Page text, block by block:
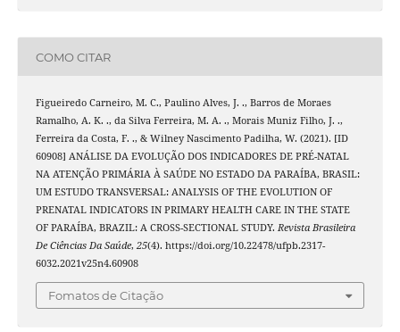
COMO CITAR
Figueiredo Carneiro, M. C., Paulino Alves, J. ., Barros de Moraes
Ramalho, A. K. ., da Silva Ferreira, M. A. ., Morais Muniz Filho, J. .,
Ferreira da Costa, F. ., & Wilney Nascimento Padilha, W. (2021). [ID
60908] ANÁLISE DA EVOLUÇÃO DOS INDICADORES DE PRÉ-NATAL
NA ATENÇÃO PRIMÁRIA À SAÚDE NO ESTADO DA PARAÍBA, BRASIL:
UM ESTUDO TRANSVERSAL: ANALYSIS OF THE EVOLUTION OF
PRENATAL INDICATORS IN PRIMARY HEALTH CARE IN THE STATE
OF PARAÍBA, BRAZIL: A CROSS-SECTIONAL STUDY. Revista Brasileira
De Ciências Da Saúde, 25(4). https://doi.org/10.22478/ufpb.2317-
6032.2021v25n4.60908
Fomatos de Citação